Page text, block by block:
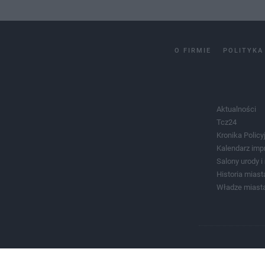
O FIRMIE POLITYKA
Aktualności
Tcz24
Kronika
Kalendarz
Salony urody i
Historia
Władze